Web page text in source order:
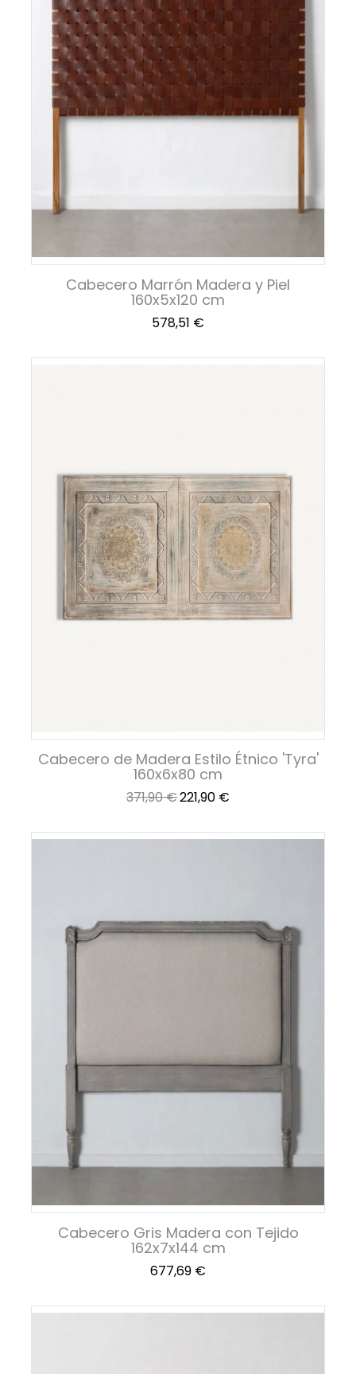
Cabecero Marrón Madera y Piel
160x5x120 cm
Precio
578,51 €
Cabecero de Madera Estilo Étnico 'Tyra'
160x6x80 cm
Precio
base
371,90 €Precio
221,90 €
Cabecero Gris Madera con Tejido
162x7x144 cm
Precio
677,69 €